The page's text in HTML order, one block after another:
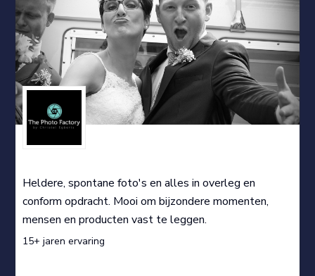
Heldere, spontane foto's en alles in overleg en
conform opdracht. Mooi om bijzondere momenten,
mensen en producten vast te leggen.
15+ jaren ervaring